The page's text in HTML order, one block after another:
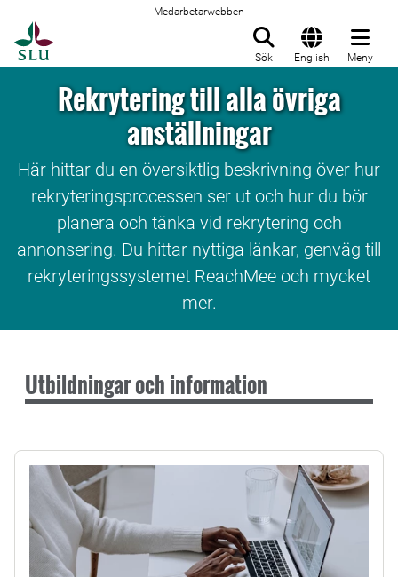
Medarbetarwebben
Sök English Meny
Rekrytering till alla övriga
anställningar
Här hittar du en översiktlig beskrivning över hur
rekryteringsprocessen ser ut och hur du bör
planera och tänka vid rekrytering och
annonsering. Du hittar nyttiga länkar, genväg till
rekryteringssystemet ReachMee och mycket
mer.
Utbildningar och information